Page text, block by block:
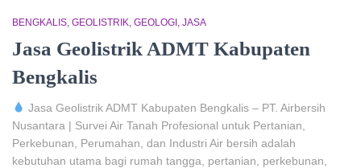
BENGKALIS GEOLISTRIK GEOLOGI JASA
Jasa Geolistrik ADMT Kabupaten
Bengkalis
Jasa Geolistrik ADMT Kabupaten Bengkalis – PT. Airbersih
Nusantara | Survei Air Tanah Profesional untuk Pertanian,
Perkebunan, Perumahan, dan Industri Air bersih adalah
kebutuhan utama bagi rumah tangga, pertanian, perkebunan,